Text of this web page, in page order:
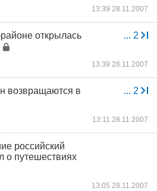
13:39 28.11.2007
... 2
открылась
13:39 28.11.2007
... 2
возвращаются в
13:11 28.11.2007
российский
о путешествиях
13:05 28.11.2007